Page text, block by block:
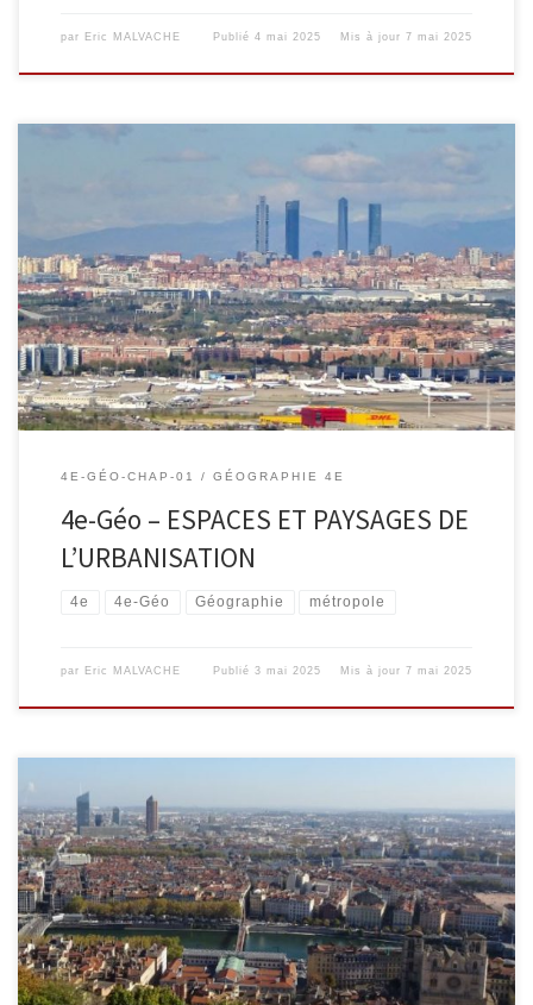
par Eric MALVACHE Publié4 mai 2025 Mis à jour7 mai 2025
4E-GÉO-CHAP-01 GÉOGRAPHIE 4E
4e-Géo – ESPACES ET PAYSAGES DE
L’URBANISATION
4e 4e-Géo Géographie métropole
par Eric MALVACHE Publié3 mai 2025 Mis à jour7 mai 2025